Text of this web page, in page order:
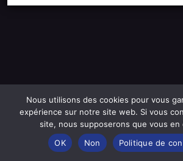
Nous utilisons des cookies pour vous
expérience sur notre site web. Si vous
site, nous supposerons que vous en
OK
Non Politique de